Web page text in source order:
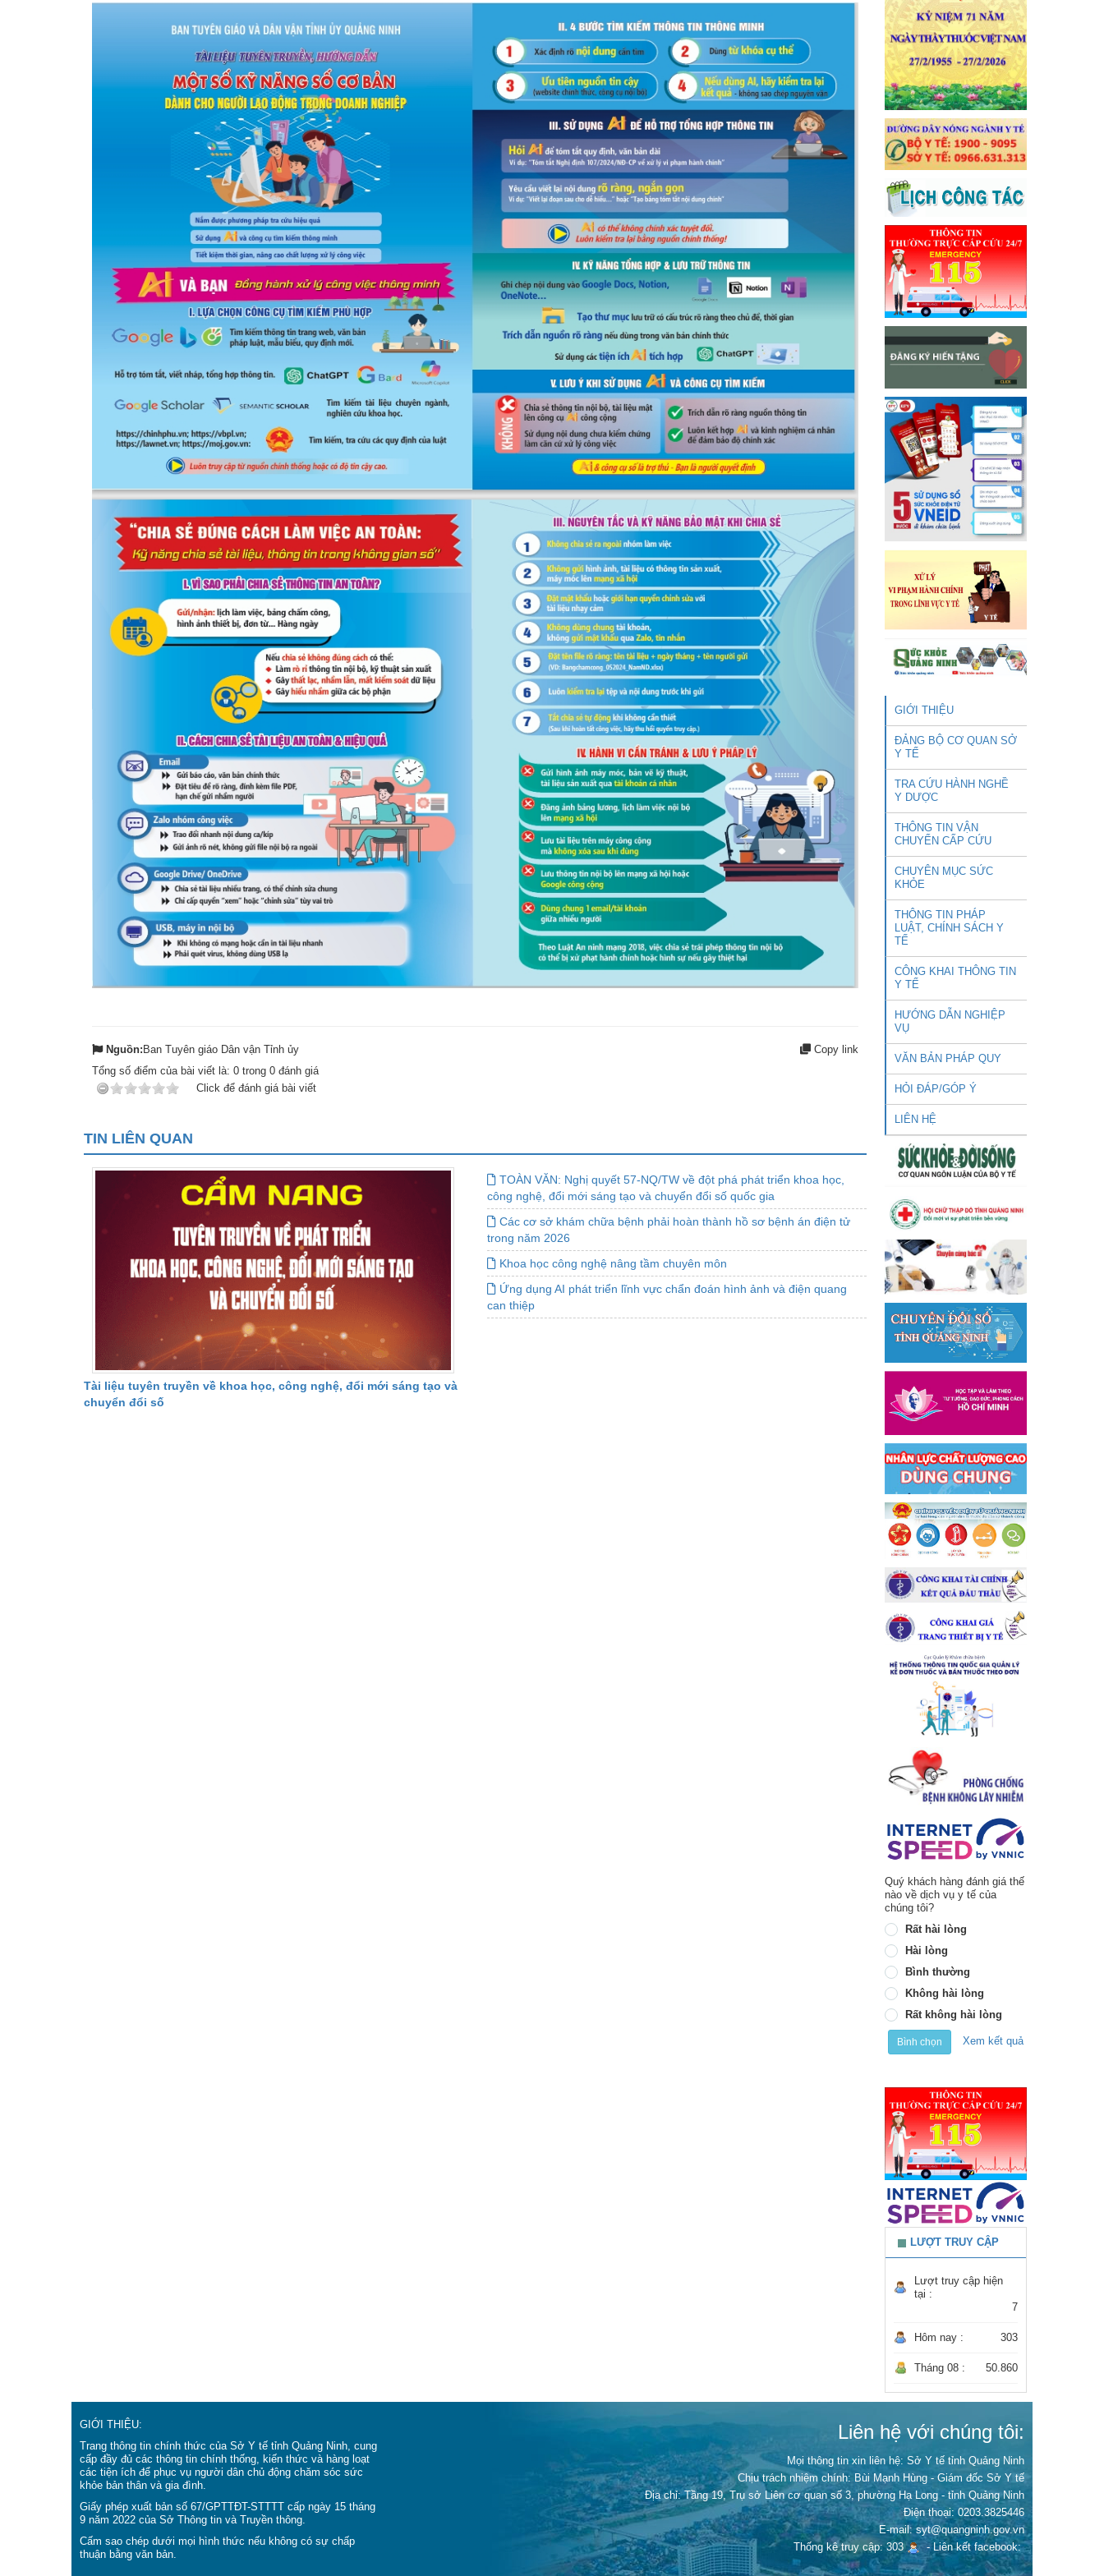
Nghiệp vụ Y
Nghiệp vụ Dược
Kế hoạch tài chính
Phòng Dân số và Phát triển
Phòng Bảo trợ xã hội và Trẻ em
Cơ quan, đơn vị trực thuộc
SƠ ĐỒ TỔ CHỨC BỘ MÁY
LỊCH SỬ Y TẾ QUẢNG NINH
QUY CHẾ LÀM VIỆC SỞ Y TẾ
Phòng chống tệ nạn xã hội
An toàn vệ sinh thực phẩm
Dược và Mỹ phẩm
Phòng bệnh
Tài chính kế toán
Trang thiết bị y tế
Tổ chức cán bộ
Nghiên cứu KH & CNTT
Hiên mô, tạng
Nguồn:Ban Tuyên giáo Dân vận Tỉnh ủy
Copy link
Tổng số điểm của bài viết là: 0 trong 0 đánh giá
Click để đánh giá bài viết
TIN LIÊN QUAN
Tài liệu tuyên truyền về khoa học, công nghệ, đổi mới sáng tạo và
chuyển đổi số
TOÀN VĂN: Nghị quyết 57-NQ/TW về đột phá phát triển khoa học,
công nghệ, đổi mới sáng tạo và chuyển đổi số quốc gia
Các cơ sở khám chữa bệnh phải hoàn thành hồ sơ bệnh án điện tử
trong năm 2026
Khoa học công nghệ nâng tầm chuyên môn
Ứng dụng AI phát triển lĩnh vực chẩn đoán hình ảnh và điện quang
can thiệp
GIỚI THIỆU
ĐẢNG BỘ CƠ QUAN SỞ
Y TẾ
TRA CỨU HÀNH NGHỀ
Y DƯỢC
THÔNG TIN VẬN
CHUYỂN CẤP CỨU
CHUYÊN MỤC SỨC
KHỎE
THÔNG TIN PHÁP
LUẬT, CHÍNH SÁCH Y
TẾ
CÔNG KHAI THÔNG TIN
Y TẾ
HƯỚNG DẪN NGHIỆP
VỤ
VĂN BẢN PHÁP QUY
HỎI ĐÁP/GÓP Ý
LIÊN HỆ
Quý khách hàng đánh giá thế
nào về dịch vụ y tế của
chúng tôi?
Rất hài lòng
Hài lòng
Bình thường
Không hài lòng
Rất không hài lòng
Bình chọn Xem kết quả
LƯỢT TRUY CẬP
Lượt truy cập hiện
tại :
7
Hôm nay : 303
Tháng 08 : 50.860
Liên hệ với chúng tôi:
Mọi thông tin xin liên hệ: Sở Y tế tỉnh Quảng Ninh
Chịu trách nhiệm chính: Bùi Mạnh Hùng - Giám đốc Sở Y tế
Địa chỉ: Tầng 19, Trụ sở Liên cơ quan số 3, phường Hạ Long - tỉnh Quảng Ninh
Điện thoại: 0203.3825446
E-mail: syt@quangninh.gov.vn
Thống kê truy cập: 303
- Liên kết facebook:
GIỚI THIỆU:
Trang thông tin chính thức của Sở Y tế tỉnh Quảng Ninh, cung
cấp đầy đủ các thông tin chính thống, kiến thức và hàng loạt
các tiện ích để phục vụ người dân chủ động chăm sóc sức
khỏe bản thân và gia đình.
Giấy phép xuất bản số 67/GPTTĐT-STTTT cấp ngày 15 tháng
9 năm 2022 của Sở Thông tin và Truyền thông.
Cấm sao chép dưới mọi hình thức nếu không có sự chấp
thuận bằng văn bản.